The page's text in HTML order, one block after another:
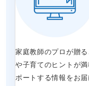
家庭教師のプロが贈
や子育てのヒントが
ポートする情報をお届